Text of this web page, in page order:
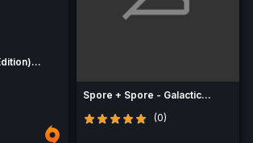
Spore + Spore - Galactic
Adventures (DLC)
(0)